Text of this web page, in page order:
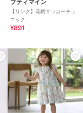
プティマイン
【リンク】花柄サッカーチュ
ニック
¥891